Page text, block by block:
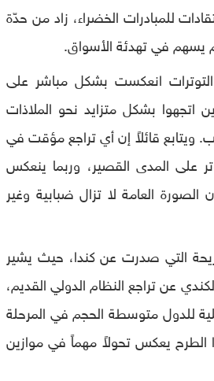
للمبادرات الخضراء، زاد من حدّة
يسهم في تهدئة الأسواق.
انعكست بشكل مباشر على
اتجهوا بشكل متزايد نحو الملاذات
ويتابع قائلاً إن أي تراجع مؤقت في
على المدى القصير، وربما ينعكس
الصورة العامة لا تزال ضبابية وغير
التي صدرت عن كندا، حيث يشير
عن تراجع النظام الدولي القديم،
للدول متوسطة الحجم في المرحلة
يعكس تحولاً مهماً في موازين